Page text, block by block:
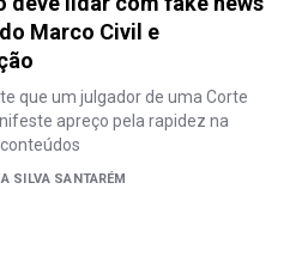
Marco Civil e
que um julgador de uma Corte
apreço pela rapidez na
SILVA SANTARÉM